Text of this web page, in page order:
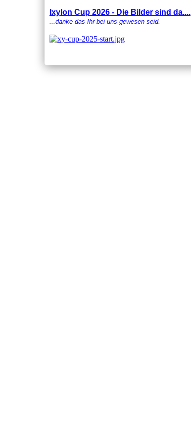
Ixylon Cup 2026 - Die Bilder sind da....
...danke das Ihr bei uns gewesen seid.